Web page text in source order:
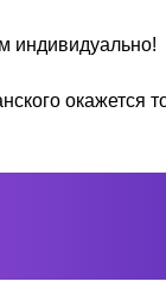
индивидуально!
окажется